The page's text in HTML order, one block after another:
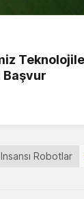
Başvur
Insansı Robotlar